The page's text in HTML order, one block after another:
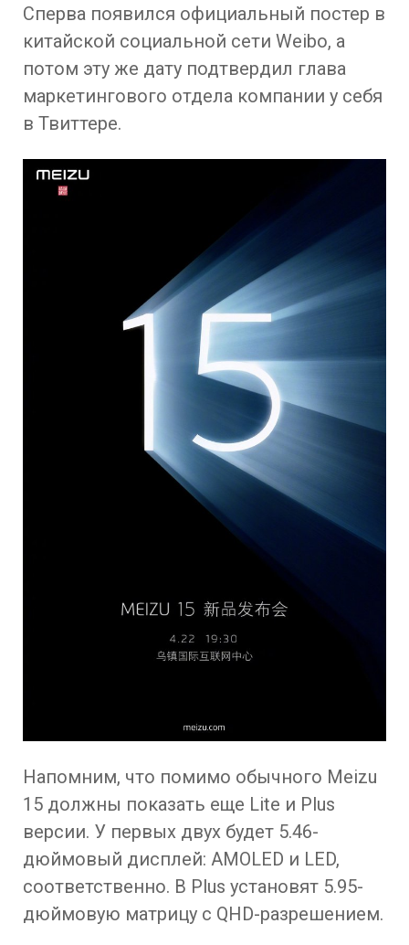
Сперва появился официальный постер в
китайской социальной сети Weibo, а
потом эту же дату подтвердил глава
маркетингового отдела компании у себя
в Твиттере.
Напомним, что помимо обычного Meizu
15 должны показать еще Lite и Plus
версии. У первых двух будет 5.46-
дюймовый дисплей: AMOLED и LED,
соответственно. В Plus установят 5.95-
дюймовую матрицу с QHD-разрешением.